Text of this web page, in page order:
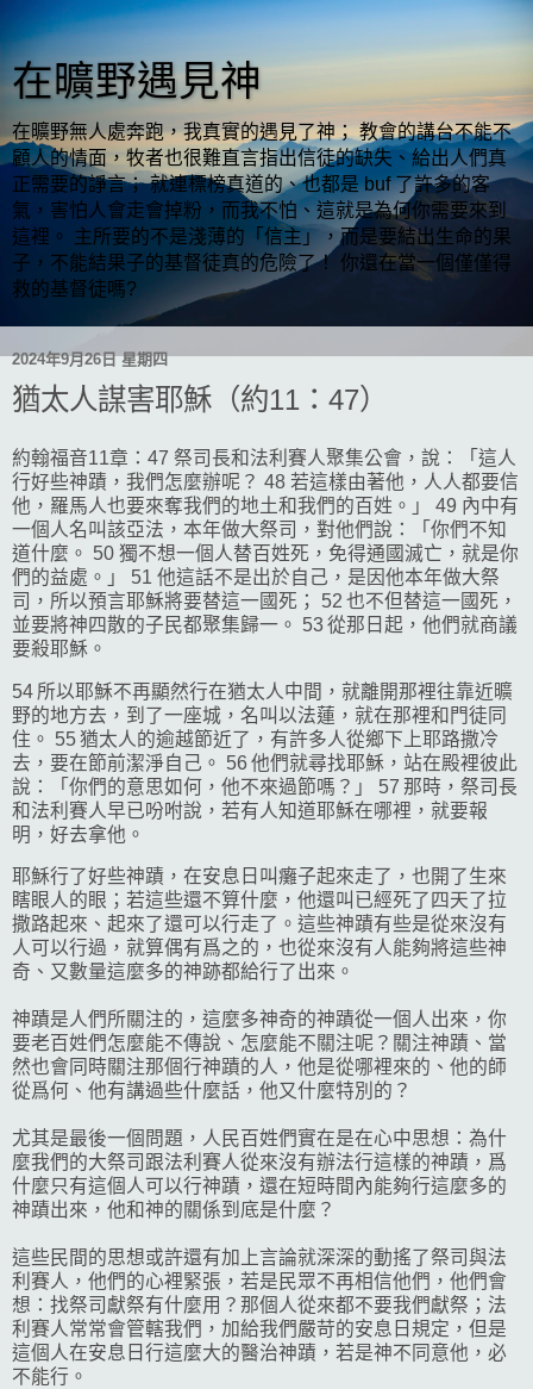
在曠野遇見神
在曠野無人處奔跑，我真實的遇見了神； 教會的講台不能不
顧人的情面，牧者也很難直言指出信徒的缺失、給出人們真
正需要的諍言； 就連標榜真道的、也都是 buf 了許多的客
氣，害怕人會走會掉粉，而我不怕、這就是為何你需要來到
這裡。 主所要的不是淺薄的「信主」，而是要結出生命的果
子，不能結果子的基督徒真的危險了！ 你還在當一個僅僅得
救的基督徒嗎?
2024年9月26日 星期四
猶太人謀害耶穌（約11：47）
約翰福音11章：47 祭司長和法利賽人聚集公會，說：「這人
行好些神蹟，我們怎麼辦呢？ 48 若這樣由著他，人人都要信
他，羅馬人也要來奪我們的地土和我們的百姓。」 49 內中有
一個人名叫該亞法，本年做大祭司，對他們說：「你們不知
道什麼。 50 獨不想一個人替百姓死，免得通國滅亡，就是你
們的益處。」 51 他這話不是出於自己，是因他本年做大祭
司，所以預言耶穌將要替這一國死； 52 也不但替這一國死，
並要將神四散的子民都聚集歸一。 53 從那日起，他們就商議
要殺耶穌。
54 所以耶穌不再顯然行在猶太人中間，就離開那裡往靠近曠
野的地方去，到了一座城，名叫以法蓮 ，就在那裡和門徒同
住。 55猶太人的逾越節近了，有許多人從鄉下上耶路撒冷
去，要在節前潔淨自己。 56 他們就尋找耶穌，站在殿裡彼此
說：「你們的意思如何，他不來過節嗎？」 57 那時，祭司長
和法利賽人早已吩咐說，若有人知道耶穌在哪裡，就要報
明，好去拿他。
耶穌行了好些神蹟，在安息日叫癱子起來走了，也開了生來
瞎眼人的眼；若這些還不算什麼，他還叫已經死了四天了拉
撒路起來、起來了還可以行走了。這些神蹟有些是從來沒有
人可以行過，就算偶有爲之的，也從來沒有人能夠將這些神
奇、又數量這麼多的神跡都給行了出來。
神蹟是人們所關注的，這麼多神奇的神蹟從一個人出來，你
要老百姓們怎麼能不傳說、怎麼能不關注呢？關注神蹟、當
然也會同時關注那個行神蹟的人，他是從哪裡來的、他的師
從爲何、他有講過些什麼話，他又什麼特別的？
尤其是最後一個問題，人民百姓們實在是在心中思想：為什
麼我們的大祭司跟法利賽人從來沒有辦法行這樣的神蹟，爲
什麼只有這個人可以行神蹟，還在短時間內能夠行這麼多的
神蹟出來，他和神的關係到底是什麼？
這些民間的思想或許還有加上言論就深深的動搖了祭司與法
利賽人，他們的心裡緊張，若是民眾不再相信他們，他們會
想：找祭司獻祭有什麼用？那個人從來都不要我們獻祭；法
利賽人常常會管轄我們，加給我們嚴苛的安息日規定，但是
這個人在安息日行這麼大的醫治神蹟，若是神不同意他，必
不能行。